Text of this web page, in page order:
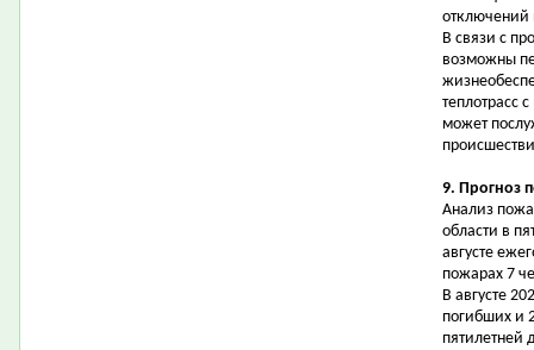
отключений
В связи с
возможны
теплотрасс
может
9. Прогноз
Анализ
области в
августе
пожарах 7
В августе
погибших и
пятилетней